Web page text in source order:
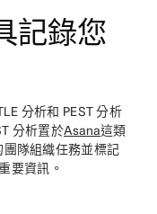
記錄您
分析和 PEST 分析
分析置於Asana這類
隊組織任務並標記
要資訊。